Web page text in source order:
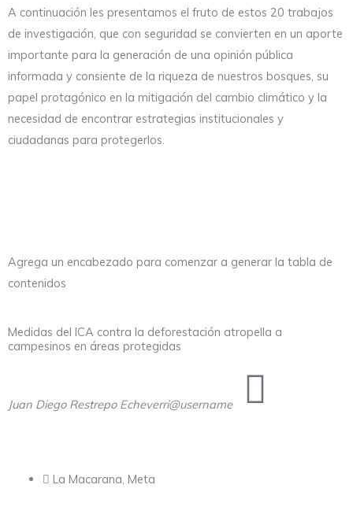
A continuación les presentamos el fruto de estos 20 trabajos
de investigación, que con seguridad se convierten en un aporte
importante para la generación de una opinión pública
informada y consiente de la riqueza de nuestros bosques, su
papel protagónico en la mitigación del cambio climático y la
necesidad de encontrar estrategias institucionales y
ciudadanas para protegerlos.
Agrega un encabezado para comenzar a generar la tabla de
contenidos
Medidas del ICA contra la deforestación atropella a
campesinos en áreas protegidas
Juan Diego Restrepo Echeverri@username
La Macarana, Meta